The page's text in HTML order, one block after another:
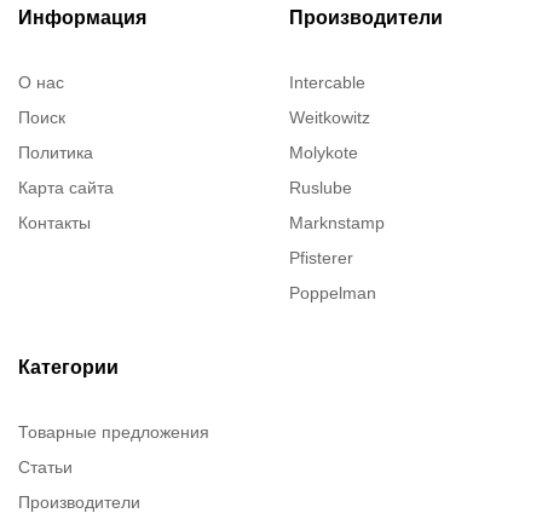
Информация
О нас
Поиск
Политика
Карта сайта
Контакты
Производители
Intercable
Weitkowitz
Molykote
Ruslube
Marknstamp
Pfisterer
Poppelman
Категории
Товарные предложения
Статьи
Производители